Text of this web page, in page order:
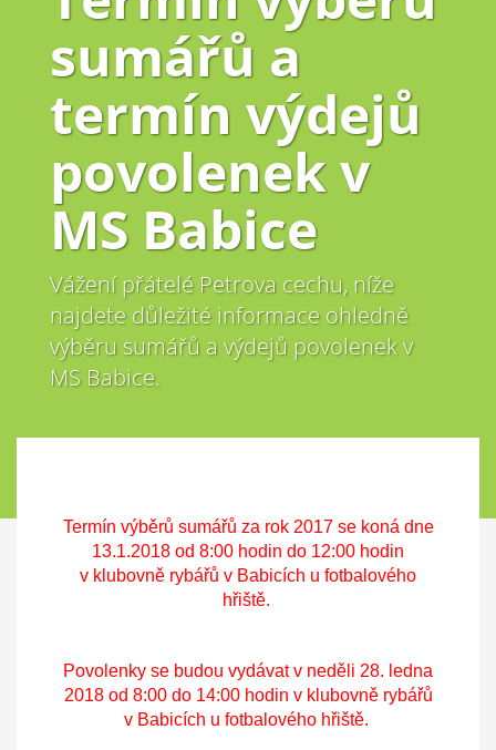
sumářů a
termín výdejů
povolenek v
MS Babice
Vážení přátelé Petrova cechu, níže
najdete důležité informace ohledně
výběru sumářů a výdejů povolenek v
MS Babice.
Termín výběrů sumářů za rok 2017 se koná dne
13.1.2018 od 8:00 hodin do 12:00 hodin
v klubovně rybářů v Babicích u fotbalového
hřiště.
Povolenky se budou vydávat v neděli 28. ledna
2018 od 8:00 do 14:00 hodin v klubovně rybářů
v Babicích u fotbalového hřiště.